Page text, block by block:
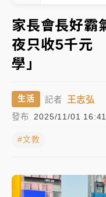
故宮《龍藏經》特
周六起展出延長至晚
台東農業處長涉圖
押庭
父親節泡湯了！中
雨熱區曝
女律師陳昱瑄詐慈濟
旅局回應了
▲
▼
家長會長好霸
夜只收5千元
學」
生活 記者 王志弘
發布 2025/11/01 16:41
#文教